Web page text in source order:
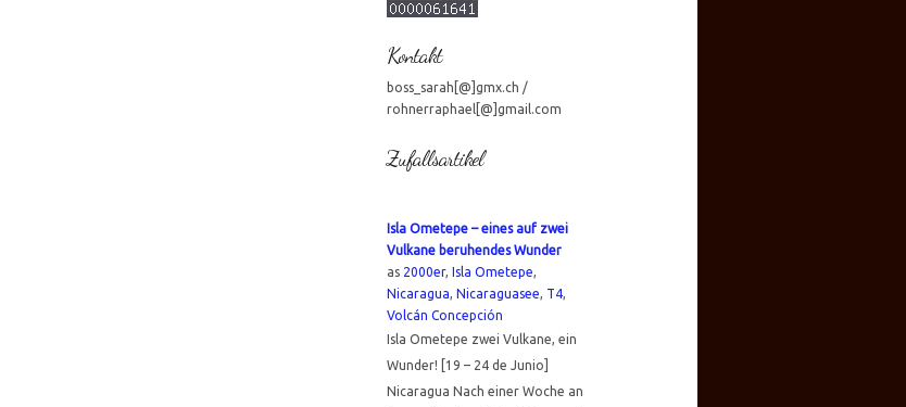
Kontakt
boss_sarah[@]gmx.ch /
rohnerraphael[@]gmail.com
Zufallsartikel
Isla Ometepe – eines auf zwei
Vulkane beruhendes Wunder
as 2000er, Isla Ometepe,
Nicaragua, Nicaraguasee, T4,
Volcán Concepción
Isla Ometepe zwei Vulkane, ein
Wunder! [19 – 24 de Junio]
Nicaragua Nach einer Woche an